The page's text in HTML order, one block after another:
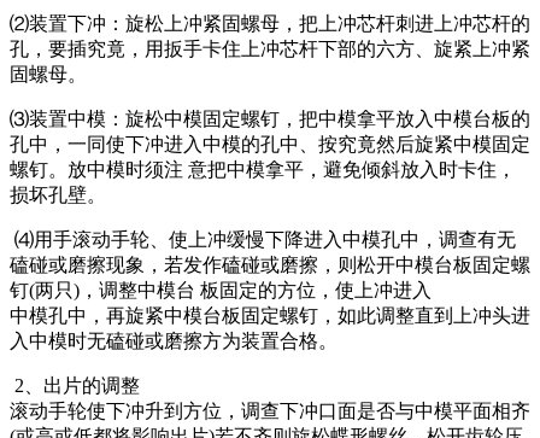
⑵装置下冲：旋松上冲紧固螺母，把上冲芯杆刺进上冲芯杆的
孔，要插究竟，用扳手卡住上冲芯杆下部的六方、旋紧上冲紧
固螺母。
⑶装置中模：旋松中模固定螺钉，把中模拿平放入中模台板的
孔中，一同使下冲进入中模的孔中、按究竟然后旋紧中模固定
螺钉。放中模时须注 意把中模拿平，避免倾斜放入时卡住，
损坏孔壁。
⑷用手滚动手轮、使上冲缓慢下降进入中模孔中，调查有无
磕碰或磨擦现象，若发作磕碰或磨擦，则松开中模台板固定螺
钉(两只)，调整中模台 板固定的方位，使上冲进入
中模孔中，再旋紧中模台板固定螺钉，如此调整直到上冲头进
入中模时无磕碰或磨擦方为装置合格。
2、出片的调整
滚动手轮使下冲升到方位，调查下冲口面是否与中模平面相齐